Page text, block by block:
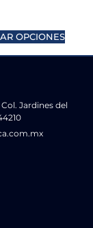
OPCIONES
Jardines del